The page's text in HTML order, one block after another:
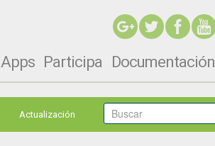
Apps Participa Documentación
Actualización